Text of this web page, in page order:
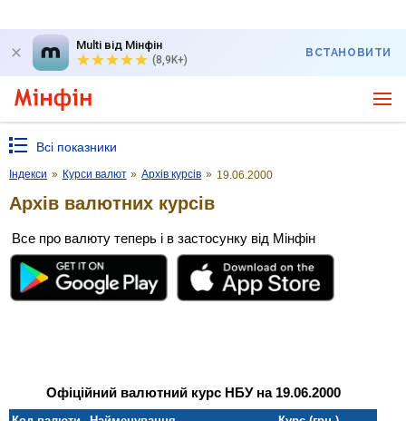
Multi від Мінфін
(8,9K+)
ВСТАНОВИТИ
Всі показники
Індекси » Курси валют » Архів курсів » 19.06.2000
Архів валютних курсів
Все про валюту теперь і в застосунку від Мінфін
Офіційний валютний курс НБУ на 19.06.2000